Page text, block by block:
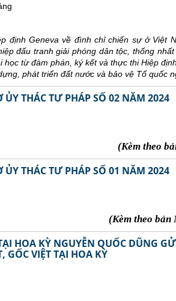
định Geneva về đình chỉ chiến sự ở Việt
đấu tranh giải phóng dân tộc, thống
học từ đàm phán, ký kết và thực thi Hiệp
phát triển đất nước và bảo vệ Tổ quốc
ỦY THÁC TƯ PHÁP SỐ 02 NĂM 2024
(Kèm theo
ỦY THÁC TƯ PHÁP SỐ 01 NĂM 2024
(Kèm theo bản
HOA KỲ NGUYỄN QUỐC DŨNG
GỐC VIỆT TẠI HOA KỲ